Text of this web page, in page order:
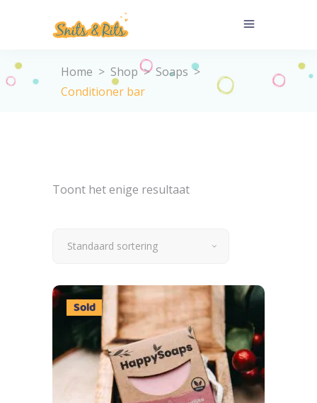
Home > Shop> Soaps >
Conditioner bar
Toont het enige resultaat
Standaard sortering
Sold
Lees meer